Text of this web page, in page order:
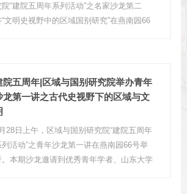
院“建院五周年系列活动”之名家沙龙第二
“文明史视野中的区域国别研究”在燕南园66
，北京大学博雅讲席教授钱乘旦等学者参与
论。
院五周年|区域与国别研究院举办青年
龙第一讲之古代史视野下的区域与文
28日上午，区域与国别研究院“建院五周年
列活动”之青年沙龙第一讲在燕南园66号举
。本期沙龙邀请到优秀青年学者、山东大学